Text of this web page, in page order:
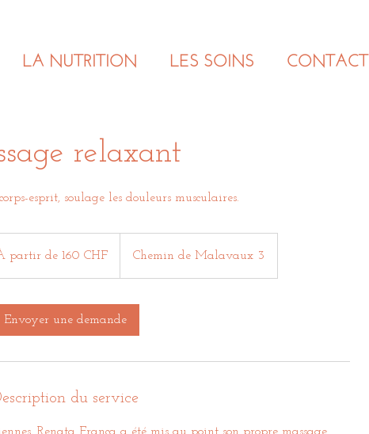
LA NUTRITION LES SOINS CONTACT
relaxant
esprit, soulage les douleurs musculaires.
partir de 160 CHF Chemin de Malavaux 3
Envoyer une demande
du service